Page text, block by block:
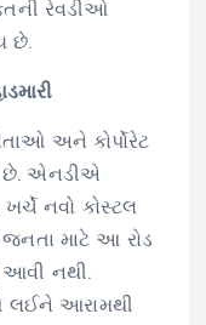
રેવડીઓ
છે.
અને કોર્પોરેટ
છે. એનડીએ
નવો કોસ્ટલ
જનતા માટે આ રોડ
આવી નથી.
લઈને આરામથી